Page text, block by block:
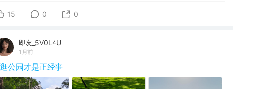
15 0 0
即友_5V0L4U
1月前
公园才是正经事